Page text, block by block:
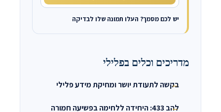
יש לכם מסמך? העלו תמונה שלו לבדיקה
מדריכים וכלים בפלילי
בקשה לתעודת יושר ומחיקת מידע פלילי
להב 433: היחידה ללחימה בפשיעה חמורה